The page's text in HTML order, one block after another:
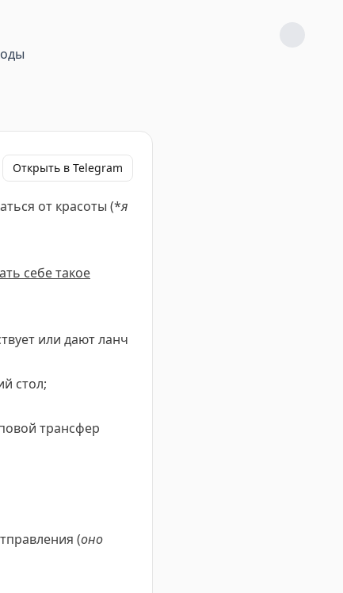
Открыть в Telegram
от красоты (*я
себе такое
или дают ланч
стол;
трансфер
(оно